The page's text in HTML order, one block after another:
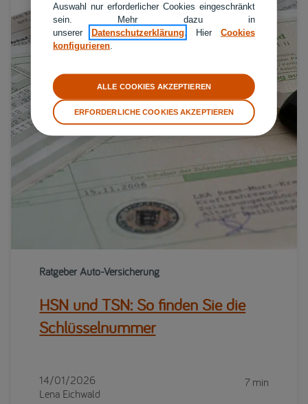
Ratgeber Auto-Versicherung
HSN und TSN: So finden Sie die
Schlüsselnummer
14/01/2026
Lena Eichwald
7 min
Auswahl nur erforderlicher Cookies eingeschränkt
sein. Mehr dazu in
unsererDatenschutzerklärung . Hier Cookies
konfigurieren
ERFORDERLICHE COOKIES AKZEPTIEREN
ALLE COOKIES AKZEPTIEREN